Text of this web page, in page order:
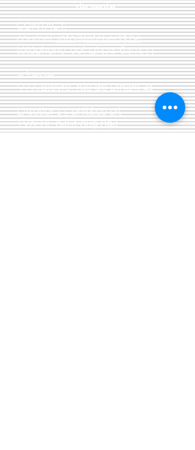
de vente::
CONTACT:
courriel:info@latelier13.be
téléphone:00(32)474-649433
adresse:
5555 Bièvre, rue de Dinant 41
L'Atelier 13, phil&co srl
TVA: BE0461 089 894